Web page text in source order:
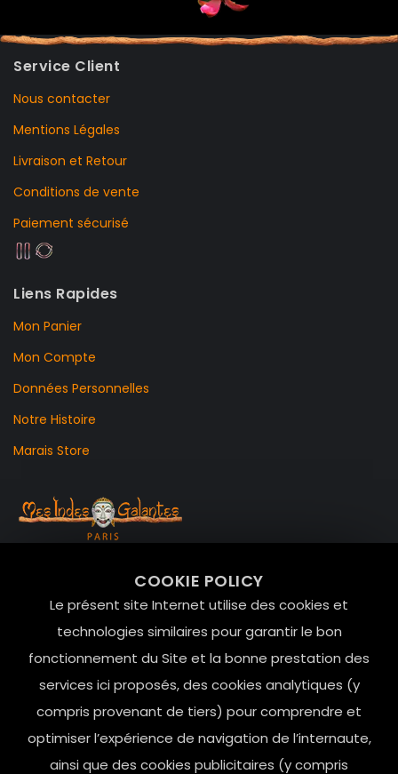
COOKIE POLICY
Le présent site Internet utilise des cookies et
technologies similaires pour garantir le bon
fonctionnement du Site et la bonne prestation des
services ici proposés, des cookies analytiques (y
compris provenant de tiers) pour comprendre et
optimiser l’expérience de navigation de l’internaute,
ainsi que des cookies publicitaires (y compris
Service Client
Nous contacter
Mentions Légales
Livraison et Retour
Conditions de vente
Paiement sécurisé
Liens Rapides
Mon Panier
Mon Compte
Données Personnelles
Notre Histoire
Marais Store
Le Marais, 75004 Paris
contact@mesindesgalantes.com
01.42.72.42.51